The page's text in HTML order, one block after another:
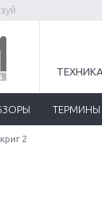
ТЕХНИКА
ТЕРМИНЫ
2